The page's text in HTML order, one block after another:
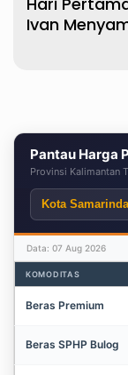
Ivan
Pantau Harga
Provinsi Kalimantan
Data: 07 Aug 2026
KOMODITAS
Beras Premium
Beras SPHP Bulog